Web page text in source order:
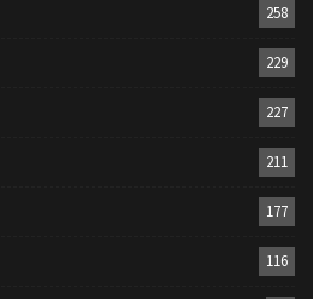
258
229
227
211
177
116